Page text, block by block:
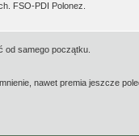
FSO-PDI Polonez.
od samego początku.
nawet premia jeszcze